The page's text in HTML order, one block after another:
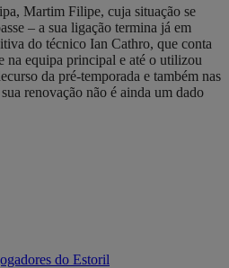
Martim Filipe, cuja situação se
– a sua ligação termina já em
do técnico Ian Cathro, que conta
na equipa principal e até o utilizou
da pré-temporada e também nas
renovação não é ainda um dado
do Estoril